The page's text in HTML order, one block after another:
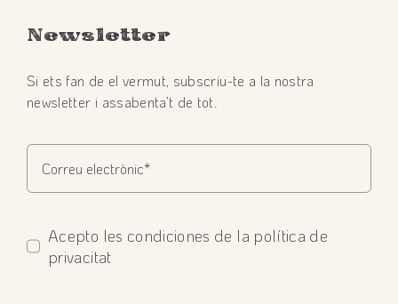
Newsletter
Si ets fan de el vermut, subscriu-te a la nostra
newsletter i assabenta’t de tot.
Acepto les condiciones de la política de
privacitat